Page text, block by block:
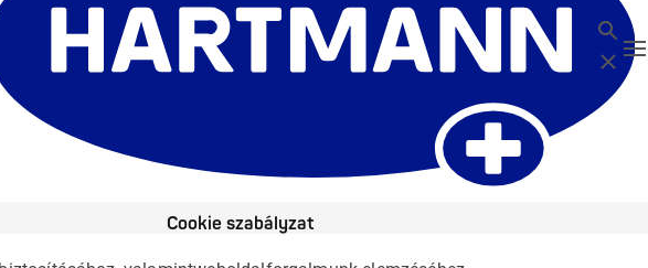
Keresés
Bezárás
Cookie szabályzat